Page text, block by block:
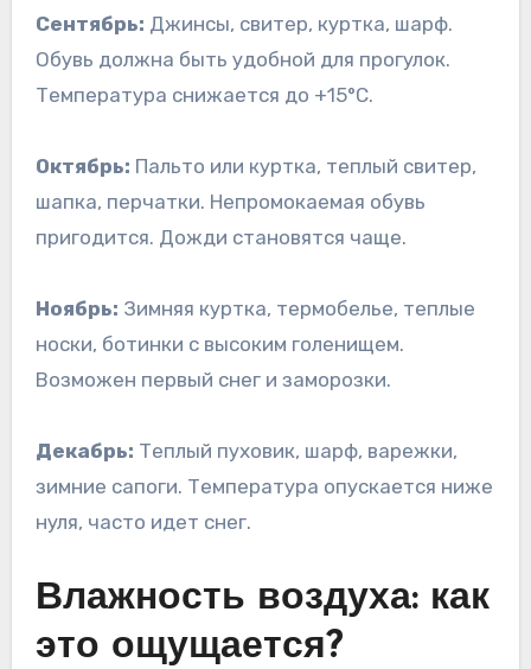
Сентябрь: Джинсы, свитер, куртка, шарф.
Обувь должна быть удобной для прогулок.
Температура снижается до +15°C.
Октябрь: Пальто или куртка, теплый свитер,
шапка, перчатки. Непромокаемая обувь
пригодится. Дожди становятся чаще.
Ноябрь: Зимняя куртка, термобелье, теплые
носки, ботинки с высоким голенищем.
Возможен первый снег и заморозки.
Декабрь: Теплый пуховик, шарф, варежки,
зимние сапоги. Температура опускается ниже
нуля, часто идет снег.
Влажность воздуха: как
это ощущается?